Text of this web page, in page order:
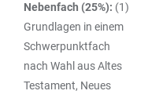
Nebenfach (25%): (1)
Grundlagen in einem
Schwerpunktfach
nach Wahl aus Altes
Testament, Neues